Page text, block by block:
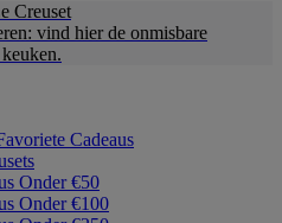
Creuset
vind hier de onmisbare
Cadeaus
Onder €50
Onder €100